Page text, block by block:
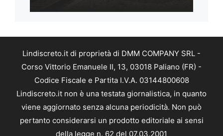
Lindiscreto.it di proprietà di DMM COMPANY SRL -
Corso Vittorio Emanuele II, 13, 03018 Paliano (FR) -
Codice Fiscale e Partita I.V.A. 03144800608
Lindiscreto.it non è una testata giornalistica, in quanto
viene aggiornato senza alcuna periodicità. Non può
pertanto considerarsi un prodotto editoriale ai sensi
della legge n. 62 del 07.03.2001